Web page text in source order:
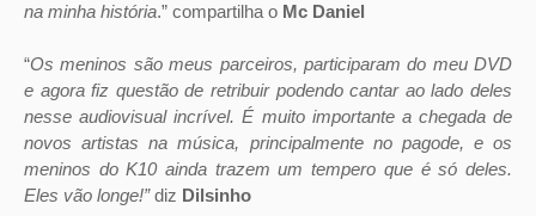
na minha história.” compartilha o Mc Daniel
“Os meninos são meus parceiros, participaram do meu DVD
e agora fiz questão de retribuir podendo cantar ao lado deles
nesse audiovisual incrível. É muito importante a chegada de
novos artistas na música, principalmente no pagode, e os
meninos do K10 ainda trazem um tempero que é só deles.
Eles vão longe!” diz Dilsinho